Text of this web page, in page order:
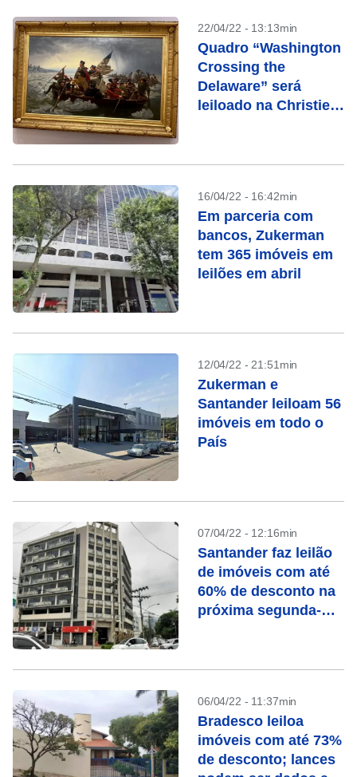
22/04/22 - 13:13min
Quadro “Washington
Crossing the
Delaware” será
leiloado na Christie’s
16/04/22 - 16:42min
Em parceria com
bancos, Zukerman
tem 365 imóveis em
leilões em abril
12/04/22 - 21:51min
Zukerman e
Santander leiloam 56
imóveis em todo o
País
07/04/22 - 12:16min
Santander faz leilão
de imóveis com até
60% de desconto na
próxima segunda-
06/04/22 - 11:37min
Bradesco leiloa
imóveis com até 73%
de desconto; lances